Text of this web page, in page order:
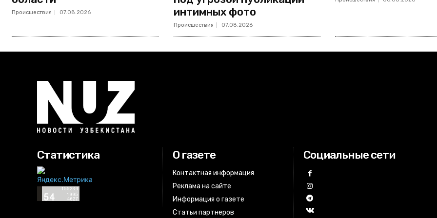
Происшествия 07.08.2026
интимных фото
Происшествия 07.08.2026
Статистика О газете
Контактная информация
Реклама на сайте
Информация о газете
Статьи партнеров
Социальные сети